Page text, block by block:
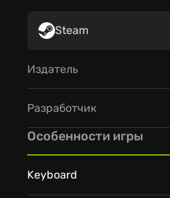
Steam
Издатель
Разработчик
Особенности игры
Keyboard